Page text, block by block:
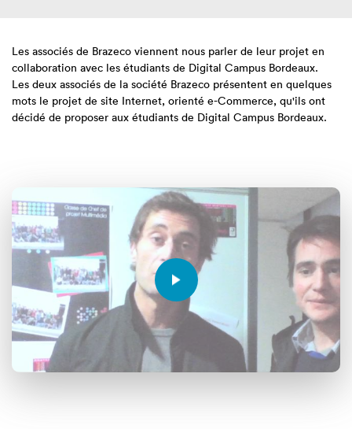
Les associés de Brazeco viennent nous parler de leur projet en
collaboration avec les étudiants de Digital Campus Bordeaux.
Les deux associés de la société Brazeco présentent en quelques
mots le projet de site Internet, orienté e-Commerce, qu'ils ont
décidé de proposer aux étudiants de Digital Campus Bordeaux.